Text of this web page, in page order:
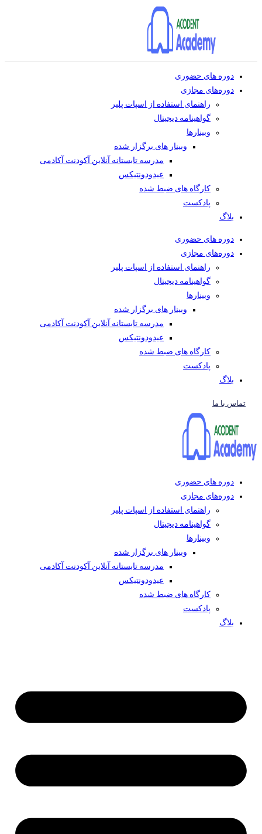
دوره های حضوری
دوره‌های مجازی
راهنمای استفاده از اسپات پلیر
گواهینامه دیجیتال
وبینار‌ها
وبینار های برگزار شده
مدرسه تابستانه آنلاین آکودنت آکادمی
عیدودونتیکس
کارگاه های ضبط شده
پادکست
بلاگ
دوره های حضوری
دوره‌های مجازی
راهنمای استفاده از اسپات پلیر
گواهینامه دیجیتال
وبینار‌ها
وبینار های برگزار شده
مدرسه تابستانه آنلاین آکودنت آکادمی
عیدودونتیکس
کارگاه های ضبط شده
پادکست
بلاگ
تماس با ما
دوره های حضوری
دوره‌های مجازی
راهنمای استفاده از اسپات پلیر
گواهینامه دیجیتال
وبینار‌ها
وبینار های برگزار شده
مدرسه تابستانه آنلاین آکودنت آکادمی
عیدودونتیکس
کارگاه های ضبط شده
پادکست
بلاگ